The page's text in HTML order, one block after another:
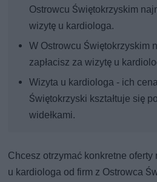
Ostrowcu Świętokrzyskim
wizytę u kardiologa.
W Ostrowcu Świętokrzyskim
zapłacisz za wizytę u
Wizyta u kardiologa - ich
Świętokrzyski kształtuje się
widełkami.
Chcesz otrzymać konkretne
u kardiologa od firm z Ostrowca